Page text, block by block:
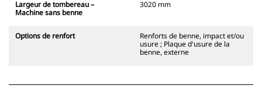
Largeur de tombereau –
Machine sans benne
3020 mm
Options de renfort
Renforts de benne, impact et/ou
usure ; Plaque d'usure de la
benne, externe